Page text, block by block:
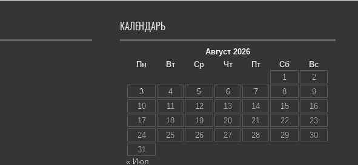
КАЛЕНДАРЬ
Август 2026
Пн
Вт Ср Чт Пт Сб
Вс
1
2
3
4 5 6 7 8
9
10
11 12 13 14 15
16
17
18 19 20 21 22
23
24
25 26 27 28 29
30
31
« Июл